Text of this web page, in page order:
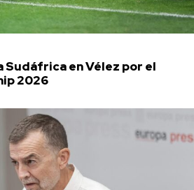
Sudáfrica en Vélez por el
2026